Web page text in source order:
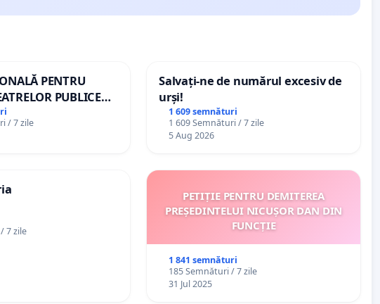
PENTRU
PUBLICE
DIN ROMÂNIA
/ 7 zile
Salvați-ne de numărul excesiv de
urși!
1 609 semnături
1 609 Semnături / 7 zile
5 Aug 2026
7 zile
PETIȚIE PENTRU DEMITEREA
PREȘEDINTELUI NICUȘOR DAN DIN
FUNCȚIE
1 841 semnături
185 Semnături / 7 zile
31 Jul 2025